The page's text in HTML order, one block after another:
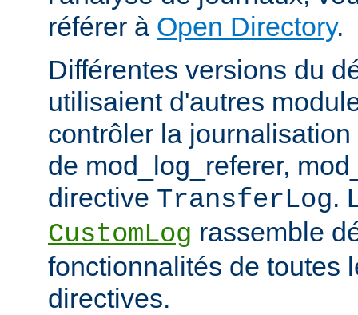
référer à Open Directory.
Différentes versions du
utilisaient d'autres
contrôler la
de mod_log_referer,
directive TransferLog.
CustomLog rassemble
fonctionnalités de toutes
directives.